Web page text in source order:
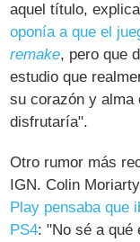
aquel título,
oponía a que el
remake, pero que
estudio que
su corazón y alma
disfrutaría".
Otro rumor más
IGN. Colin
Play pensaba que
PS4: "No sé a qué